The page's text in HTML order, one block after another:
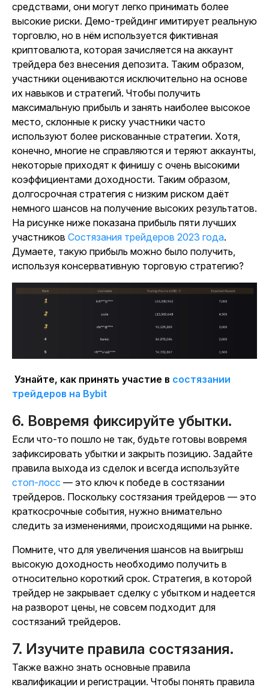
средствами, они могут легко принимать более
высокие риски. Демо-трейдинг имитирует реальную
торговлю, но в нём используется фиктивная
криптовалюта, которая зачисляется на аккаунт
трейдера без внесения депозита. Таким образом,
участники оцениваются исключительно на основе
их навыков и стратегий. Чтобы получить
максимальную прибыль и занять наиболее высокое
место, склонные к риску участники часто
используют более рискованные стратегии. Хотя,
конечно, многие не справляются и теряют аккаунты,
некоторые приходят к финишу с очень высокими
коэффициентами доходности. Таким образом,
долгосрочная стратегия с низким риском даёт
немного шансов на получение высоких результатов.
На рисунке ниже показана прибыль пяти лучших
участников Состязания трейдеров 2023 года.
Думаете, такую прибыль можно было получить,
используя консервативную торговую стратегию?
Узнайте, как принять участие в состязании
трейдеров на Bybit
6. Вовремя фиксируйте убытки.
Если что-то пошло не так, будьте готовы вовремя
зафиксировать убытки и закрыть позицию. Задайте
правила выхода из сделок и всегда используйте
стоп-лосс — это ключ к победе в состязании
трейдеров. Поскольку состязания трейдеров — это
краткосрочные события, нужно внимательно
следить за изменениями, происходящими на рынке.
Помните, что для увеличения шансов на выигрыш
высокую доходность необходимо получить в
относительно короткий срок. Стратегия, в которой
трейдер не закрывает сделку с убытком и надеется
на разворот цены, не совсем подходит для
состязаний трейдеров.
7. Изучите правила состязания.
Также важно знать основные правила
квалификации и регистрации. Чтобы понять правила